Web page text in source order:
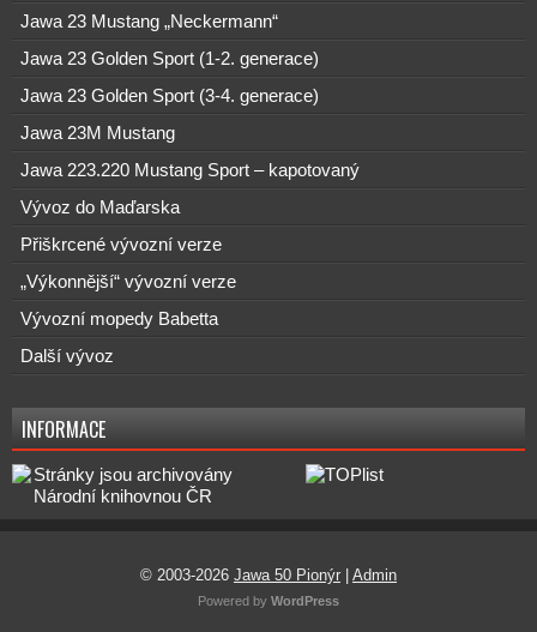
Jawa 23 Mustang „Neckermann“
Jawa 23 Golden Sport (1-2. generace)
Jawa 23 Golden Sport (3-4. generace)
Jawa 23M Mustang
Jawa 223.220 Mustang Sport – kapotovaný
Vývoz do Maďarska
Přiškrcené vývozní verze
„Výkonnější“ vývozní verze
Vývozní mopedy Babetta
Další vývoz
INFORMACE
© 2003-2026 Jawa 50 Pionýr Admin
Powered by WordPress